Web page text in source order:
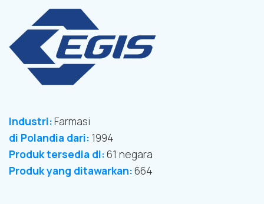
Industri:Farmasi
di Polandia dari: 1994
Produk tersedia di:61 negara
Produk yang ditawarkan:664